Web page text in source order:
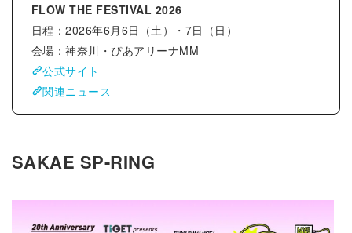
FLOW THE FESTIVAL 2026
日程：2026年6月6日（土）・7日（日）
会場：神奈川・ぴあアリーナMM
公式サイト
関連ニュース
SAKAE SP-RING